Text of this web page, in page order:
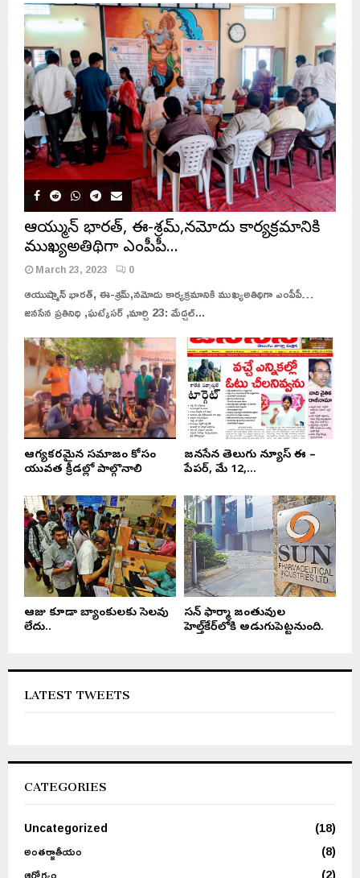
ఆయుష్మాన్ భారత్, ఈ-శ్రమ్,నమోదు కార్యక్రమానికి
ముఖ్యఅతిథిగా ఎంపీపీ…
March 23, 2023 0
ఆయుష్మాన్ భారత్, ఈ-శ్రమ్,నమోదు కార్యక్రమానికి ముఖ్యఅతిథిగా ఎంపీపీ…
జనసేన ప్రతినిధి ,ఘట్కేసర్ ,మార్చి 23: మేడ్చల్...
ఆరోగ్యకరమైన సమాజం కోసం
యువత క్రీడల్లో పాల్గొనాలి
జనసేన తెలుగు న్యూస్ ఈ –
పేపర్, మే 12,...
ఆరోజు కూడా బ్యాంకులకు సెలవు
లేదు..
సన్ ఫార్మా జంతువుల
హెల్త్‌కేర్‌లోకి అడుగుపెట్టనుంది.
LATEST TWEETS
CATEGORIES
Uncategorized
(18)
అంతర్జాతీయం
(8)